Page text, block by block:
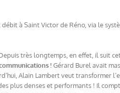
à Saint Victor de Réno, via le
très longtemps, en effet, il suit
!Gérard Burel avait
Alain Lambert veut transformer
plus denses et performants ! Il